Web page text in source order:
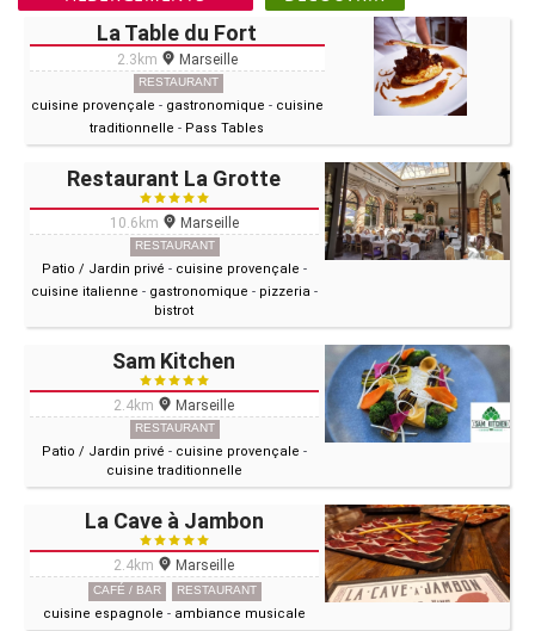
La Table du Fort
2.3km Marseille
RESTAURANT
cuisine provençale - gastronomique - cuisine
traditionnelle - Pass Tables
Restaurant La Grotte
10.6km Marseille
RESTAURANT
Patio / Jardin privé - cuisine provençale -
cuisine italienne - gastronomique - pizzeria -
bistrot
Sam Kitchen
2.4km Marseille
RESTAURANT
Patio / Jardin privé - cuisine provençale -
cuisine traditionnelle
La Cave à Jambon
2.4km Marseille
CAFÉ / BAR RESTAURANT
cuisine espagnole - ambiance musicale